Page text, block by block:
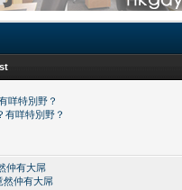
咩特別野？
有咩特別野？
仲有大屌
然仲有大屌